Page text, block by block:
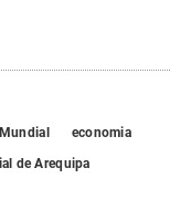
Mundial
economia
de Arequipa